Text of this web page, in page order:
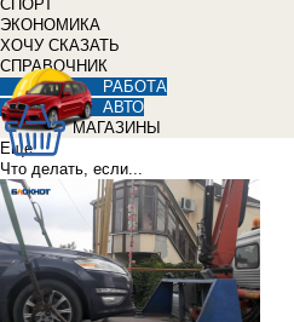
СПОРТ
ЭКОНОМИКА
ХОЧУ СКАЗАТЬ
СПРАВОЧНИК
РАБОТА
АВТО
МАГАЗИНЫ
Еще
Что делать, если...